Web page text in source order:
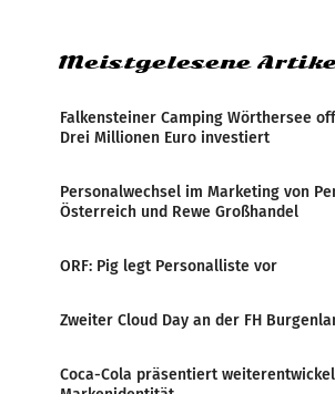
Meistgelesene
Falkensteiner Camping Wörthersee
Drei Millionen Euro investiert
Personalwechsel im Marketing von
Österreich und Rewe Großhandel
ORF: Pig legt Personalliste vor
Zweiter Cloud Day an der FH
Coca-Cola präsentiert